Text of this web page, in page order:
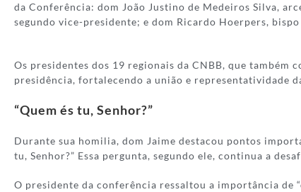
da Conferência: dom João Justino de Medeiros Silva,
segundo vice-presidente; e dom Ricardo Hoerpers,
Os presidentes dos 19 regionais da CNBB, que também
presidência, fortalecendo a união e representatividade
“Quem és tu, Senhor?”
Durante sua homilia, dom Jaime destacou pontos
tu, Senhor?” Essa pergunta, segundo ele, continua a
O presidente da conferência ressaltou a importância de